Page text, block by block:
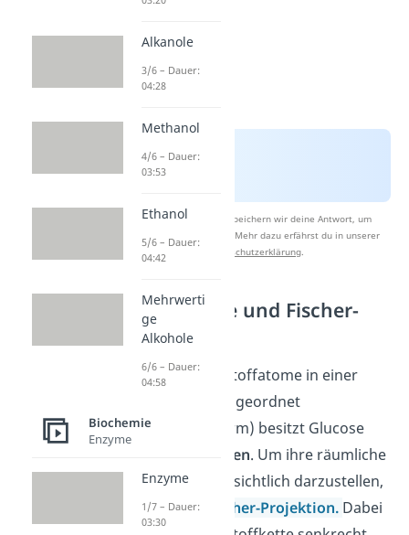
Nach Beantwortung speichern wir deine Antwort, um
Studyflix zu verbessern. Mehr dazu erfährst du in unserer
Datenschutzerklärung.
D-/L-Glucose und Fischer-
Projektion
Sind die Kohlenstoffatome in einer
angeordnet
(offenkettige Form) besitzt Glucose
vier Stereozentren. Um ihre räumliche
Anordnung übersichtlich darzustellen,
nutzt du die
Fischer-Projektion. Dabei
Alkanole
3/6 – Dauer:
04:28
Methanol
4/6 – Dauer:
03:53
Ethanol
5/6 – Dauer:
04:42
Mehrwerti
ge
Alkohole
6/6 – Dauer:
04:58
Biochemie
Enzyme
Enzyme
1/7 – Dauer:
03:30